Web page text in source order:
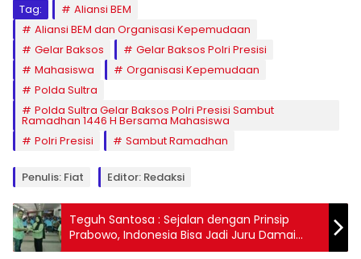
Tag:
Aliansi BEM
Aliansi BEM dan Organisasi Kepemudaan
Gelar Baksos
Gelar Baksos Polri Presisi
Mahasiswa
Organisasi Kepemudaan
Polda Sultra
Polda Sultra Gelar Baksos Polri Presisi Sambut
Ramadhan 1446 H Bersama Mahasiswa
Polri Presisi
Sambut Ramadhan
Penulis: Fiat Editor: Redaksi
Teguh Santosa : Sejalan dengan Prinsip
Prabowo, Indonesia Bisa Jadi Juru Damai
Korea